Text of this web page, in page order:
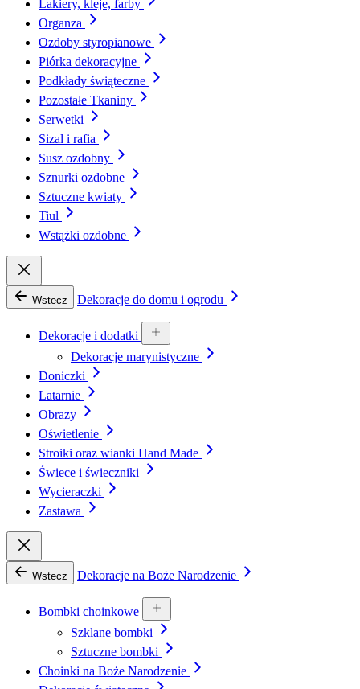
Lakiery, kleje, farby
Organza
Ozdoby styropianowe
Piórka dekoracyjne
Podkłady świąteczne
Pozostałe Tkaniny
Serwetki
Sizal i rafia
Susz ozdobny
Sznurki ozdobne
Sztuczne kwiaty
Tiul
Wstążki ozdobne
Wstecz Dekoracje do domu i ogrodu
Dekoracje i dodatki
Dekoracje marynistyczne
Doniczki
Latarnie
Obrazy
Oświetlenie
Stroiki oraz wianki Hand Made
Świece i świeczniki
Wycieraczki
Zastawa
Wstecz Dekoracje na Boże Narodzenie
Bombki choinkowe
Szklane bombki
Sztuczne bombki
Choinki na Boże Narodzenie